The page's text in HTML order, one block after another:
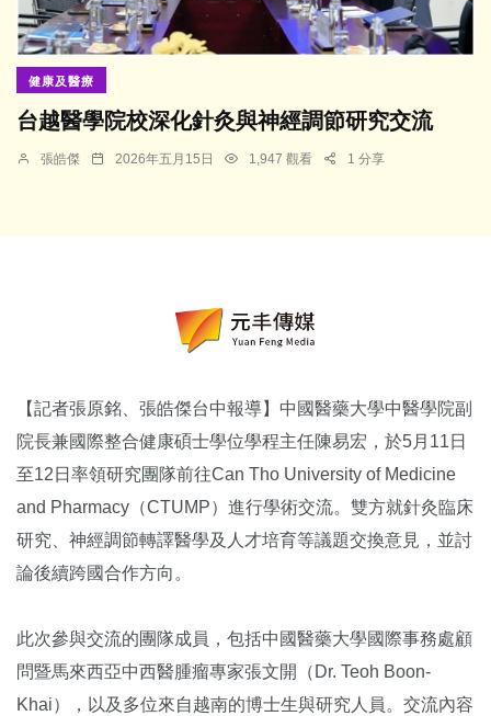
健康及醫療
台越醫學院校深化針灸與神經調節研究交流
張皓傑 2026年五月15日 1,947 觀看 1 分享
【記者張原銘、張皓傑台中報導】中國醫藥大學中醫學院副
院長兼國際整合健康碩士學位學程主任陳易宏 ，於5月11日
至12日率領研究團隊前往Can Tho University of Medicine
and Pharmacy （CTUMP）進行學術交流。雙方就針灸臨床
研究、神經調節轉譯醫學及人才培育等議題交換意見，並討
論後續跨國合作方向。
此次參與交流的團隊成員，包括中國醫藥大學國際事務處顧
問暨馬來西亞中西醫腫瘤專家張文開
（Dr. Teoh Boon-
Khai），以及多位來自越南的博士生與研究人員。交流內容